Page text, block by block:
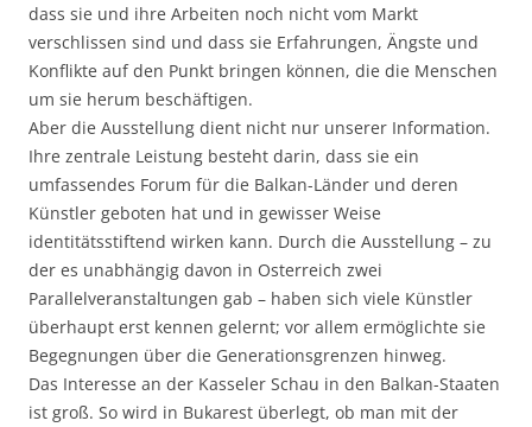
dass sie und ihre Arbeiten noch nicht vom Markt
verschlissen sind und dass sie Erfahrungen, Ängste und
Konflikte auf den Punkt bringen können, die die Menschen
um sie herum beschäftigen.
Aber die Ausstellung dient nicht nur unserer Information.
Ihre zentrale Leistung besteht darin, dass sie ein
umfassendes Forum für die Balkan-Länder und deren
Künstler geboten hat und in gewisser Weise
identitätsstiftend wirken kann. Durch die Ausstellung – zu
der es unabhängig davon in Osterreich zwei
Parallelveranstaltungen gab – haben sich viele Künstler
überhaupt erst kennen gelernt; vor allem ermöglichte sie
Begegnungen über die Generationsgrenzen hinweg.
Das Interesse an der Kasseler Schau in den Balkan-Staaten
ist groß. So wird in Bukarest überlegt, ob man mit der